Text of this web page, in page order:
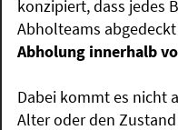
konzipiert, dass jedes
Abholteams
Abholung innerhalb
Dabei kommt es nicht
Alter oder den